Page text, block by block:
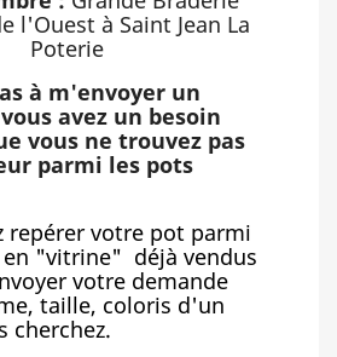
l'Ouest à Saint Jean La
Poterie
à m'envoyer un
avez un besoin
vous ne trouvez pas
parmi les pots
repérer votre pot parmi
en "vitrine" déjà vendus
votre demande
taille, coloris d'un
cherchez.